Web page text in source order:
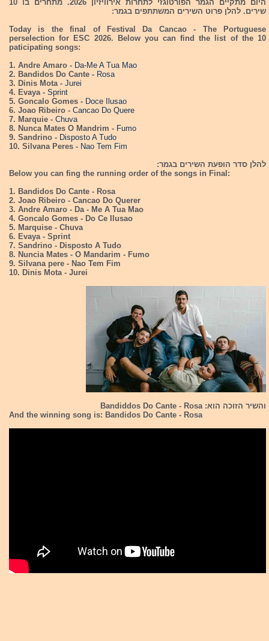
היום מתקיים הגמר הפורטוגזי לתחרות אירוויזיון 2026. מתחרים בו 10
שירים. להלן פרוט השירים המשתתפים בגמר:
Today is the final of Festival Da Cancao - The Portuguese
perselection for ESC 2026. Below you can find the list of the 10
paticipating songs:
1. Andre Amaro - Da-Me A Tua Mao
2. Bandidos Do Cante - Rosa
3. Dinis Mota - Jurei
4. Evaya - Sprint
5. Goncalo Gomes - Doce Ilusao
6. Joao Ribeiro - Cancao Do Quere
7. Marquie - Chuva
8. Nunca Mates O Mandrim - Fumo
9. Sandrino - Disposto A Tudo
10. Silvana Peres - Nao Tem Fim
להלן סדר הופעת השירים בגמר:
Below you can fing the running order of the songs in Final:
1. Bandidos Do Cante - Rosa
2. Joao Ribeiro - Cancao Do Querer
3. Andre Amaro - Da - Me A Tua Mao
4. Goncalo Gomes - Do Ce Ilusao
5. Marquise - Chuva
6. Evaya - Sprint
7. Sandrino - Disposto A Tudo
8. Nuncia Mates - O Mandarim - Fumo
9. Silvana pere - Nao Tem Fim
10. Dinis Mota - Jurei
והשיר הזוכה הוא: Bandiddos Do Cante - Rosa
And the winning song is: Bandidos Do Cante - Rosa